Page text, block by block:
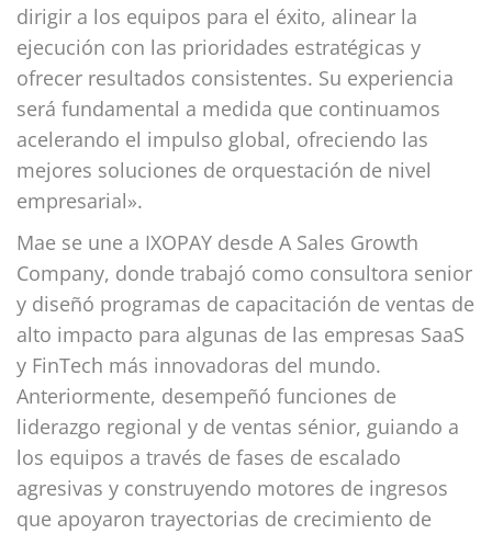
dirigir a los equipos para el éxito, alinear la
ejecución con las prioridades estratégicas y
ofrecer resultados consistentes. Su experiencia
será fundamental a medida que continuamos
acelerando el impulso global, ofreciendo las
mejores soluciones de orquestación de nivel
empresarial».
Mae se une a IXOPAY desde A Sales Growth
Company, donde trabajó como consultora senior
y diseñó programas de capacitación de ventas de
alto impacto para algunas de las empresas SaaS
y FinTech más innovadoras del mundo.
Anteriormente, desempeñó funciones de
liderazgo regional y de ventas sénior, guiando a
los equipos a través de fases de escalado
agresivas y construyendo motores de ingresos
que apoyaron trayectorias de crecimiento de